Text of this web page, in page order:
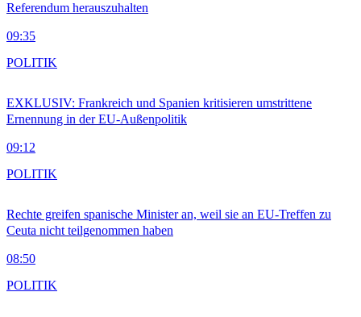
Referendum herauszuhalten
09:35
EXKLUSIV: Frankreich und Spanien kritisieren umstrittene
Ernennung in der EU-Außenpolitik
09:12
POLITIK
Rechte greifen spanische Minister an, weil sie an EU-Treffen zu
Ceuta nicht teilgenommen haben
08:50
POLITIK
POLITIK